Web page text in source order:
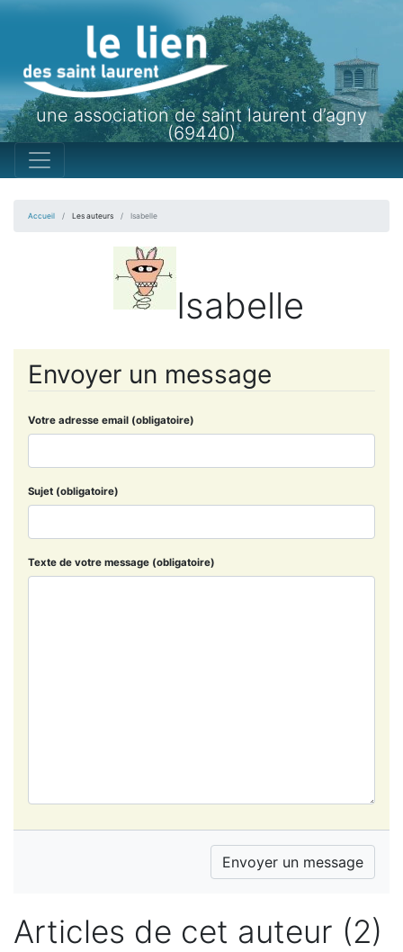
une association de saint laurent d’agny
(69440)
Accueil Les auteurs Isabelle
Isabelle
Envoyer un message
Votre adresse email (obligatoire)
Sujet (obligatoire)
Texte de votre message (obligatoire)
Articles de cet auteur (2)